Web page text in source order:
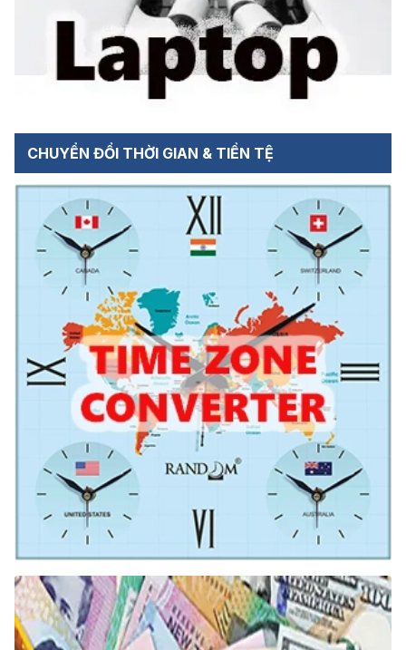
CHUYỂN ĐỔI THỜI GIAN & TIỀN TỆ